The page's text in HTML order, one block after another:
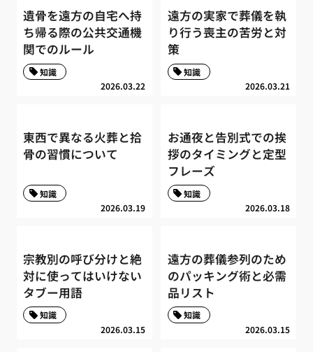
遺骨を遠方の自宅へ持
ち帰る際の公共交通機
関でのルール
2026.03.22
知識
遠方の実家で葬儀を執
り行う喪主の苦労と対
策
2026.03.21
知識
東西で異なる火葬と拾
骨の習慣について
2026.03.19
知識
お通夜と告別式での挨
拶のタイミングと定型
フレーズ
2026.03.18
知識
宗教別の呼び分けと絶
対に使ってはいけない
タブー用語
2026.03.15
知識
遠方の葬儀参列のため
のパッキング術と必需
品リスト
2026.03.15
知識